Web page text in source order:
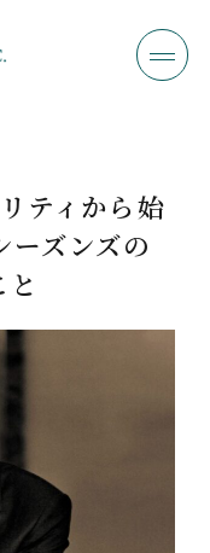
ティから始
ズンズの